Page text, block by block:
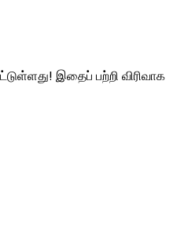
இதைப் பற்றி விரிவாக